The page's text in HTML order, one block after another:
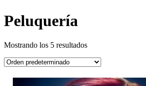
Peluquería
Mostrando los 5 resultados